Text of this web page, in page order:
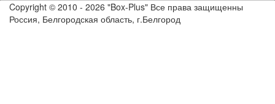
Copyright © 2010 - 2026 "Box-Plus" Все права защищенны
Россия, Белгородская область, г.Белгород